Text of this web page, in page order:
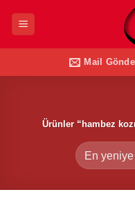
Mail
Ürünler “hambez